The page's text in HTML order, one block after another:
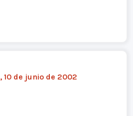
10 de junio de 2002